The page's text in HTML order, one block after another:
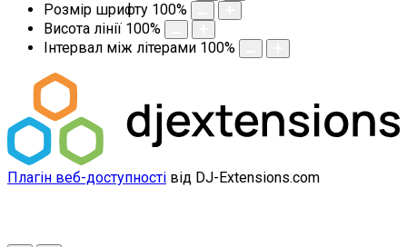
Розмір шрифту 100%
Висота лінії 100%
Інтервал між літерами 100%
Плагін веб-доступності від DJ-Extensions.com